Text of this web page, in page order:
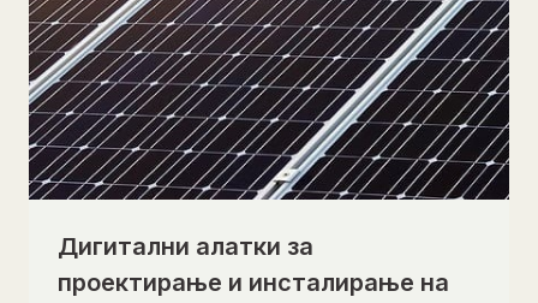
Дигитални алатки за
проектирање и инсталирање на